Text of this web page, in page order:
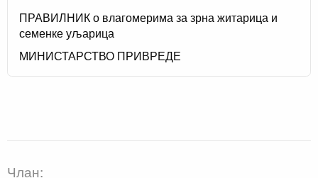
ПРАВИЛНИК о влагомерима за зрна житарица и
семенке уљарица
МИНИСТАРСТВО ПРИВРЕДЕ
Члан: